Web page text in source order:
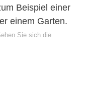
Beispiel einer
einem Garten.
Sie sich die